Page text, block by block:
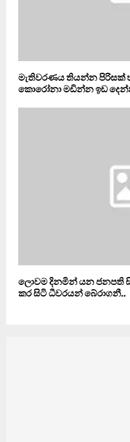
මැතිවරණය තියන්න පිරිසක්
කොරෝනා මඩින්න ඉඩ
ලොවම දිනමින් යන ජනපති
කර සිටි ධීවරයන් බේරාගනී..